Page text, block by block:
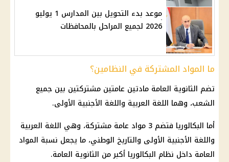
موعد بدء التحويل بين المدارس 1 يوليو
2026 لجميع المراحل بالمحافظات
ما المواد المشتركة في النظامين؟
تضم الثانوية العامة مادتين عامتين مشتركتين بين جميع
الشعب، وهما اللغة العربية واللغة الأجنبية الأولى.
أما البكالوريا فتضم 3 مواد عامة مشتركة، وهي اللغة العربية
واللغة الأجنبية الأولى والتاريخ الوطني، ما يجعل نسبة المواد
العامة داخل نظام البكالوريا أكبر من الثانوية العامة.